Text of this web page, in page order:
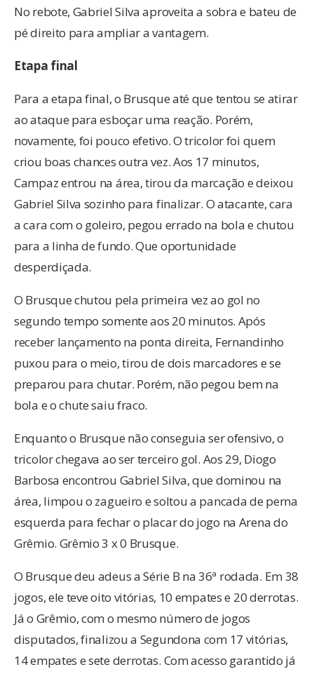
No rebote, Gabriel Silva aproveita a sobra e bateu de
pé direito para ampliar a vantagem.
Etapa final
Para a etapa final, o Brusque até que tentou se atirar
ao ataque para esboçar uma reação. Porém,
novamente, foi pouco efetivo. O tricolor foi quem
criou boas chances outra vez. Aos 17 minutos,
Campaz entrou na área, tirou da marcação e deixou
Gabriel Silva sozinho para finalizar. O atacante, cara
a cara com o goleiro, pegou errado na bola e chutou
para a linha de fundo. Que oportunidade
desperdiçada.
O Brusque chutou pela primeira vez ao gol no
segundo tempo somente aos 20 minutos. Após
receber lançamento na ponta direita, Fernandinho
puxou para o meio, tirou de dois marcadores e se
preparou para chutar. Porém, não pegou bem na
bola e o chute saiu fraco.
Enquanto o Brusque não conseguia ser ofensivo, o
tricolor chegava ao ser terceiro gol. Aos 29, Diogo
Barbosa encontrou Gabriel Silva, que dominou na
área, limpou o zagueiro e soltou a pancada de perna
esquerda para fechar o placar do jogo na Arena do
Grêmio. Grêmio 3 x 0 Brusque.
O Brusque deu adeus a Série B na 36ª rodada. Em 38
jogos, ele teve oito vitórias, 10 empates e 20 derrotas.
Já o Grêmio, com o mesmo número de jogos
disputados, finalizou a Segundona com 17 vitórias,
14 empates e sete derrotas. Com acesso garantido já